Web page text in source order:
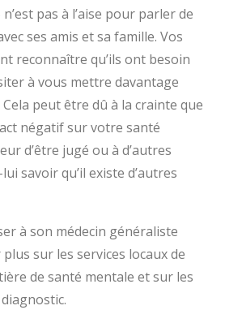
pas à l’aise pour parler de
ses amis et sa famille. Vos
reconnaître qu’ils ont besoin
à vous mettre davantage
peut être dû à la crainte que
négatif sur votre santé
d’être jugé ou à d’autres
savoir qu’il existe d’autres
à son médecin généraliste
sur les services locaux de
de santé mentale et sur les